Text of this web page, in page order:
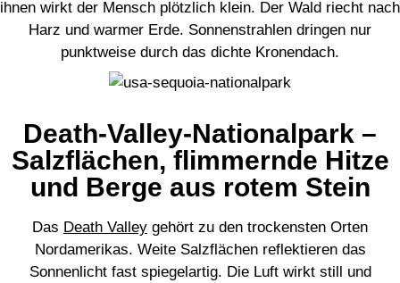
ihnen wirkt der Mensch plötzlich klein. Der Wald riecht nach
Harz und warmer Erde. Sonnenstrahlen dringen nur
punktweise durch das dichte Kronendach.
Death-Valley-Nationalpark –
Salzflächen, flimmernde Hitze
und Berge aus rotem Stein
Das Death Valley gehört zu den trockensten Orten
Nordamerikas. Weite Salzflächen reflektieren das
Sonnenlicht fast spiegelartig. Die Luft wirkt still und